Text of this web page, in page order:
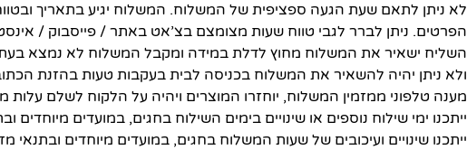
לא ניתן לתאם שעת הגעה ספציפית של המשלוח. המשלוח יגיע בתאריך
הפרטים. ניתן לברר לגבי טווח שעות מצומצם בצ’אט באתר / פייסבוק /
השליח ישאיר את המשלוח מחוץ לדלת במידה ומקבל המשלוח לא נמצא בעת
ולא ניתן יהיה להשאיר את המשלוח בכניסה לבית בעקבות טעות בהזנת
מענה טלפוני ממזמין המשלוח, יוחזרו המוצרים ויהיה על הלקוח לשלם
ייתכנו ימי שילוח נוספים או שינויים בימים השילוח בחגים, במועדים מיוחדים
ייתכנו שינויים ועיכובים של שעות המשלוח בחגים, במועדים מיוחדים ובתנאי